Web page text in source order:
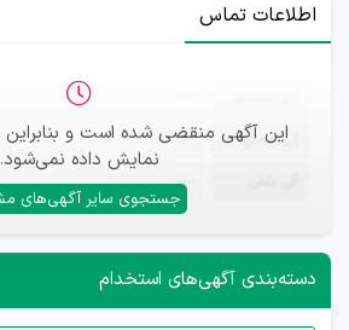
اطلاعات تماس
این آگهی منقضی شده است و
نمایش داده نمی‌شود.
جستجوی سایر آگهی‌های
ایمیل —
—
دسته‌بندی آگهی‌های استخدام